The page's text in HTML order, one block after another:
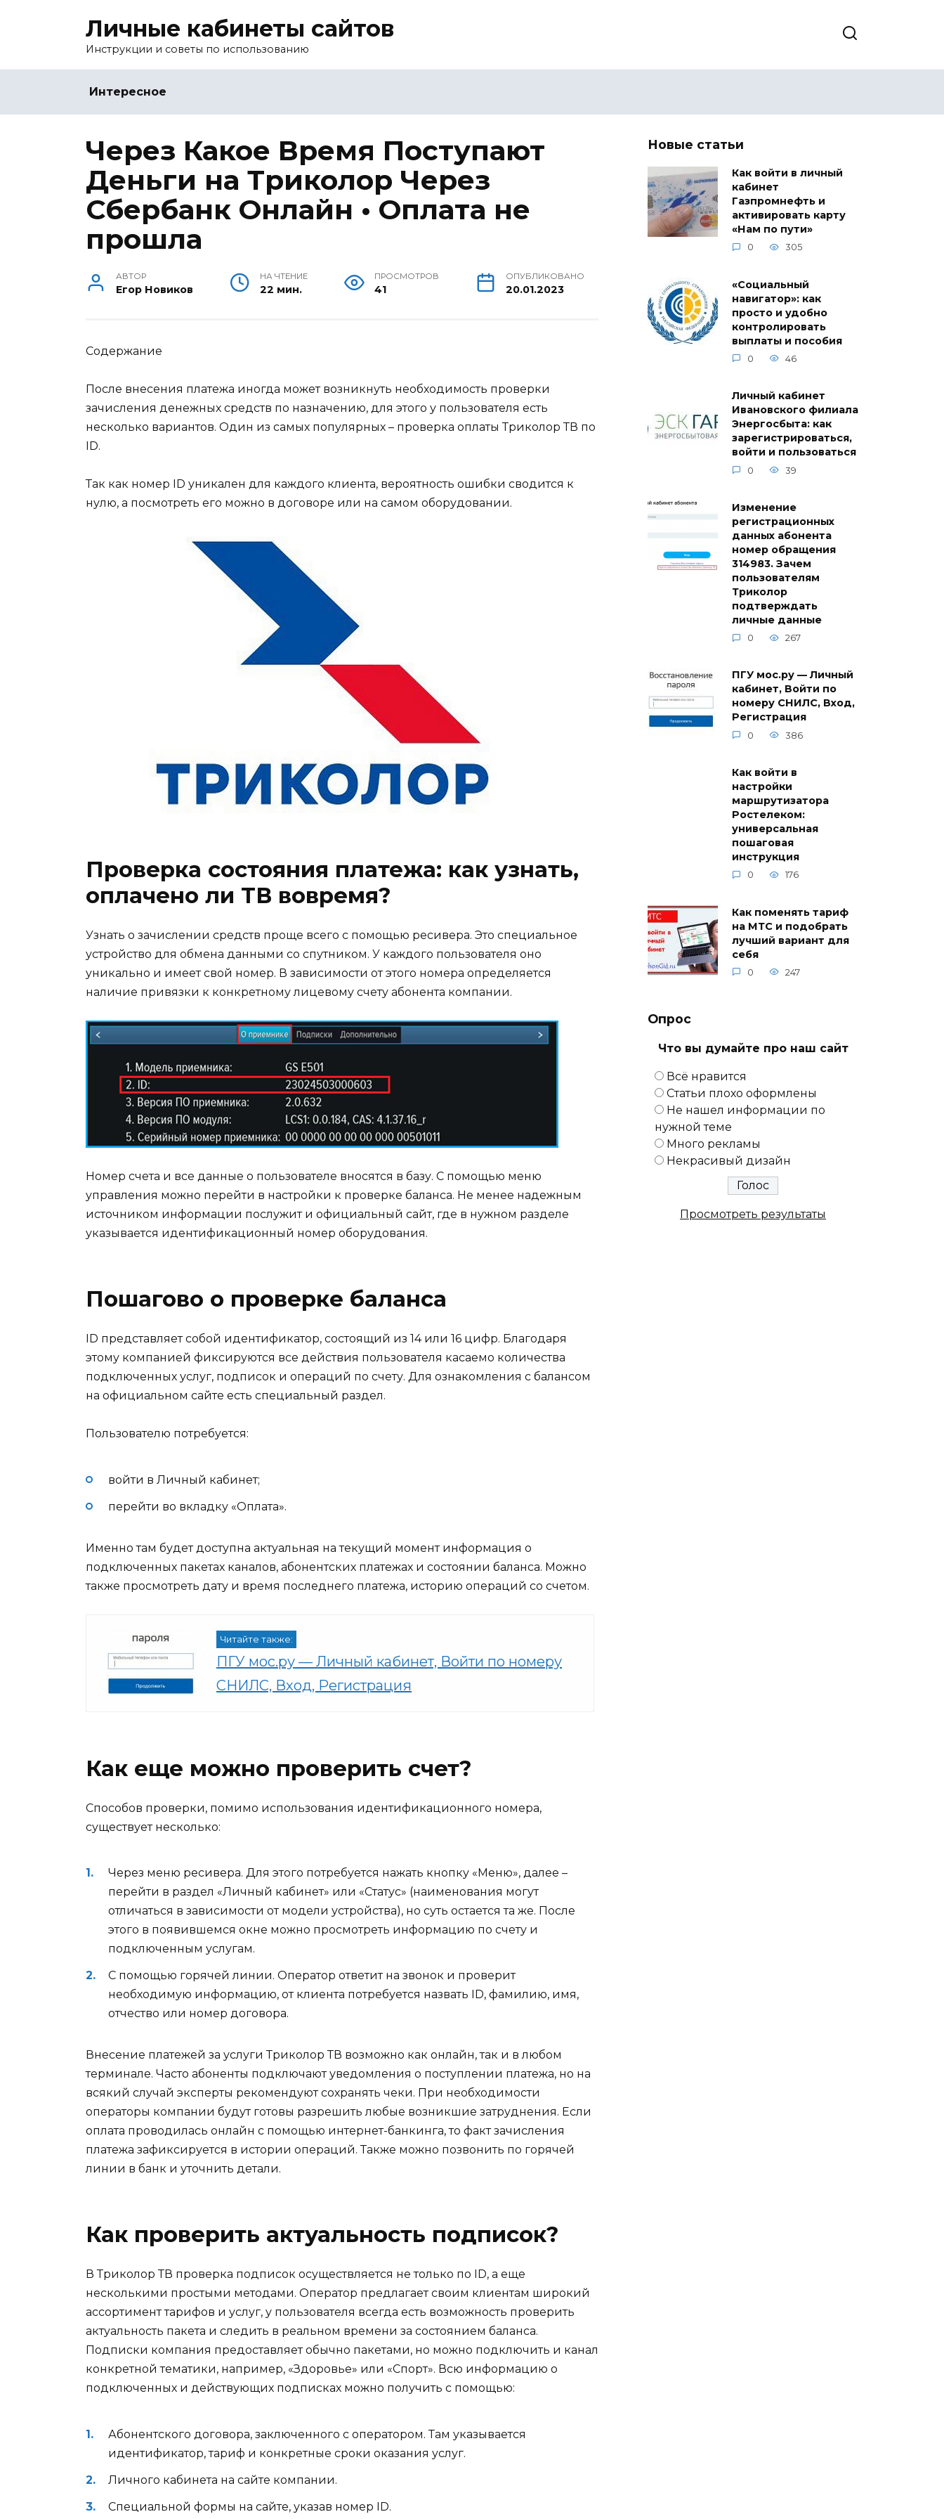
Личные кабинеты сайтов
Инструкции и советы по использованию
Интересное
Через Какое Время Поступают
Деньги на Триколор Через
Сбербанк Онлайн • Оплата не
прошла
АВТОР
Егор Новиков
НА ЧТЕНИЕ
22 мин.
ПРОСМОТРОВ
41
ОПУБЛИКОВАНО
20.01.2023
Содержание
После внесения платежа иногда может возникнуть необходимость проверки
зачисления денежных средств по назначению, для этого у пользователя есть
несколько вариантов. Один из самых популярных – проверка оплаты Триколор ТВ по
ID.
Так как номер ID уникален для каждого клиента, вероятность ошибки сводится к
нулю, а посмотреть его можно в договоре или на самом оборудовании.
Проверка состояния платежа: как узнать,
оплачено ли ТВ вовремя?
Узнать о зачислении средств проще всего с помощью ресивера. Это специальное
устройство для обмена данными со спутником. У каждого пользователя оно
уникально и имеет свой номер. В зависимости от этого номера определяется
наличие привязки к конкретному лицевому счету абонента компании.
Номер счета и все данные о пользователе вносятся в базу. С помощью меню
управления можно перейти в настройки к проверке баланса. Не менее надежным
источником информации послужит и официальный сайт, где в нужном разделе
указывается идентификационный номер оборудования.
Пошагово о проверке баланса
ID представляет собой идентификатор, состоящий из 14 или 16 цифр. Благодаря
этому компанией фиксируются все действия пользователя касаемо количества
подключенных услуг, подписок и операций по счету. Для ознакомления с балансом
на официальном сайте есть специальный раздел.
Пользователю потребуется:
войти в Личный кабинет;
перейти во вкладку «Оплата».
Именно там будет доступна актуальная на текущий момент информация о
подключенных пакетах каналов, абонентских платежах и состоянии баланса. Можно
также просмотреть дату и время последнего платежа, историю операций со счетом.
Читайте также:
ПГУ мос.ру — Личный кабинет, Войти по номеру
СНИЛС, Вход, Регистрация
Как еще можно проверить счет?
Способов проверки, помимо использования идентификационного номера,
существует несколько:
Через меню ресивера. Для этого потребуется нажать кнопку «Меню», далее –
перейти в раздел «Личный кабинет» или «Статус» (наименования могут
отличаться в зависимости от модели устройства), но суть остается та же. После
этого в появившемся окне можно просмотреть информацию по счету и
подключенным услугам.
С помощью горячей линии. Оператор ответит на звонок и проверит
необходимую информацию, от клиента потребуется назвать ID, фамилию, имя,
отчество или номер договора.
Внесение платежей за услуги Триколор ТВ возможно как онлайн, так и в любом
терминале. Часто абоненты подключают уведомления о поступлении платежа, но на
всякий случай эксперты рекомендуют сохранять чеки. При необходимости
операторы компании будут готовы разрешить любые возникшие затруднения. Если
оплата проводилась онлайн с помощью интернет-банкинга, то факт зачисления
платежа зафиксируется в истории операций. Также можно позвонить по горячей
линии в банк и уточнить детали.
Как проверить актуальность подписок?
В Триколор ТВ проверка подписок осуществляется не только по ID, а еще
несколькими простыми методами. Оператор предлагает своим клиентам широкий
ассортимент тарифов и услуг, у пользователя всегда есть возможность проверить
актуальность пакета и следить в реальном времени за состоянием баланса.
Подписки компания предоставляет обычно пакетами, но можно подключить и канал
конкретной тематики, например, «Здоровье» или «Спорт». Всю информацию о
подключенных и действующих подписках можно получить с помощью:
Абонентского договора, заключенного с оператором. Там указывается
идентификатор, тариф и конкретные сроки оказания услуг.
Личного кабинета на сайте компании.
Специальной формы на сайте, указав номер ID.
Новые статьи
Как войти в личный
кабинет
Газпромнефть и
активировать карту
«Нам по пути»
0 305
«Социальный
навигатор»: как
просто и удобно
контролировать
выплаты и пособия
0 46
Личный кабинет
Ивановского филиала
Энергосбыта: как
зарегистрироваться,
войти и пользоваться
0 39
Изменение
регистрационных
данных абонента
номер обращения
314983. Зачем
пользователям
Триколор
подтверждать
личные данные
0 267
ПГУ мос.ру — Личный
кабинет, Войти по
номеру СНИЛС, Вход,
Регистрация
0 386
Как войти в
настройки
маршрутизатора
Ростелеком:
универсальная
пошаговая
инструкция
0 176
Как поменять тариф
на МТС и подобрать
лучший вариант для
себя
0 247
Опрос
Что вы думайте про наш сайт
Всё нравится
Статьи плохо оформлены
Не нашел информации по
нужной теме
Много рекламы
Некрасивый дизайн
Просмотреть результаты